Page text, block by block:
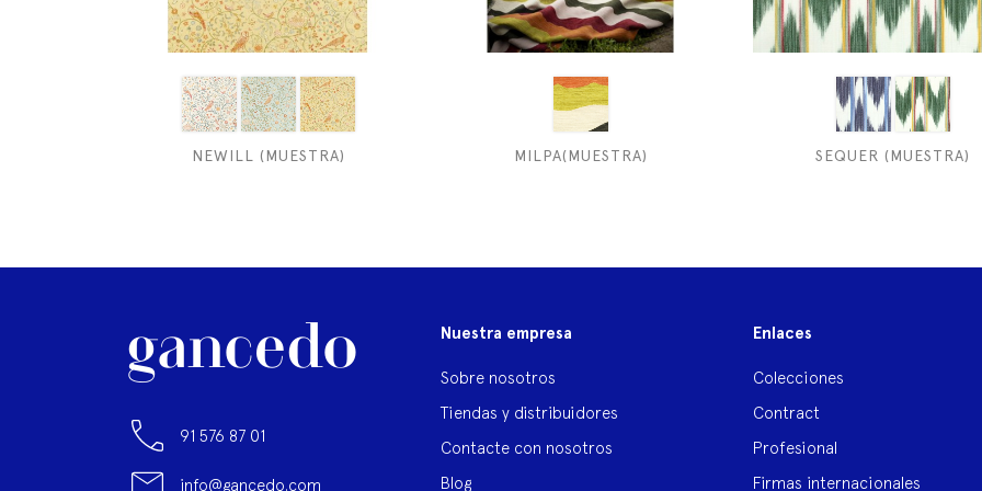
NEWILL (MUESTRA) MILPA(MUESTRA) SEQUER (MUESTRA)
91 576 87 01
info@gancedo.com
Nuestra empresa
Sobre nosotros
Tiendas y distribuidores
Contacte con nosotros
Blog
Enlaces
Colecciones
Contract
Profesional
Firmas internacionales